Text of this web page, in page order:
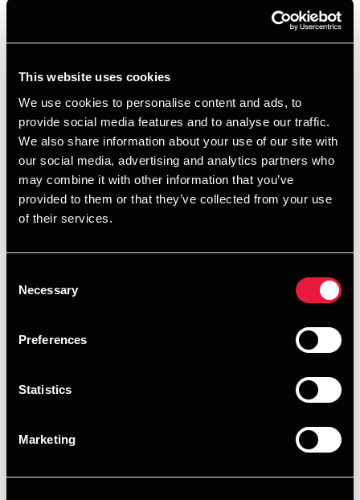
This website uses cookies
We use cookies to personalise content and ads, to
provide social media features and to analyse our traffic.
We also share information about your use of our site with
our social media, advertising and analytics partners who
may combine it with other information that you’ve
provided to them or that they’ve collected from your use
of their services.
Selection
Necessary
Preferences
Statistics
Marketing
bæredygtighed, samfundsansvar og jeres ESG-strategi.
branchesammenlignelige nøgletal.
3.Indblik og kendskab til AlmenKompas værktøjskasse,
branchestandard og datavarehus.
4.Erfaring med almene boligforeninger og ESG-
rapportering.
5. Fokus på dataunderbygget kommunikation internt og til
jeres interessenter.
6.Aktivering af ESG-rapporten til et ledelses- og